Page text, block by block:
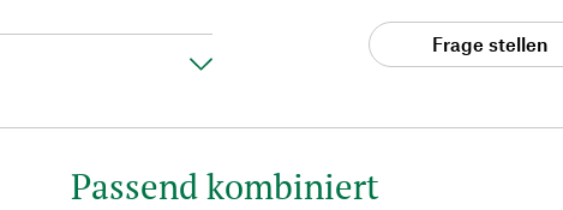
Frage stellen
Passend kombiniert